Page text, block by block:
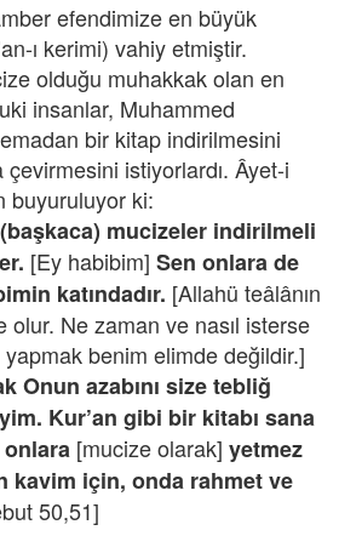
efendimize en büyük
ı kerimi) vahiy etmiştir.
olduğu muhakkak olan en
insanlar, Muhammed
bir kitap indirilmesini
çevirmesini istiyorlardı. Âyet-i
buyuruluyor ki:
mucizeler indirilmeli
[Ey habibim] Sen onlara de
katındadır. [Allahü teâlânın
olur. Ne zaman ve nasıl isterse
yapmak benim elimde değildir.]
Onun azabını size tebliğ
Kur’an gibi bir kitabı sana
[mucize olarak] yetmez
kavim için, onda rahmet ve
50,51]